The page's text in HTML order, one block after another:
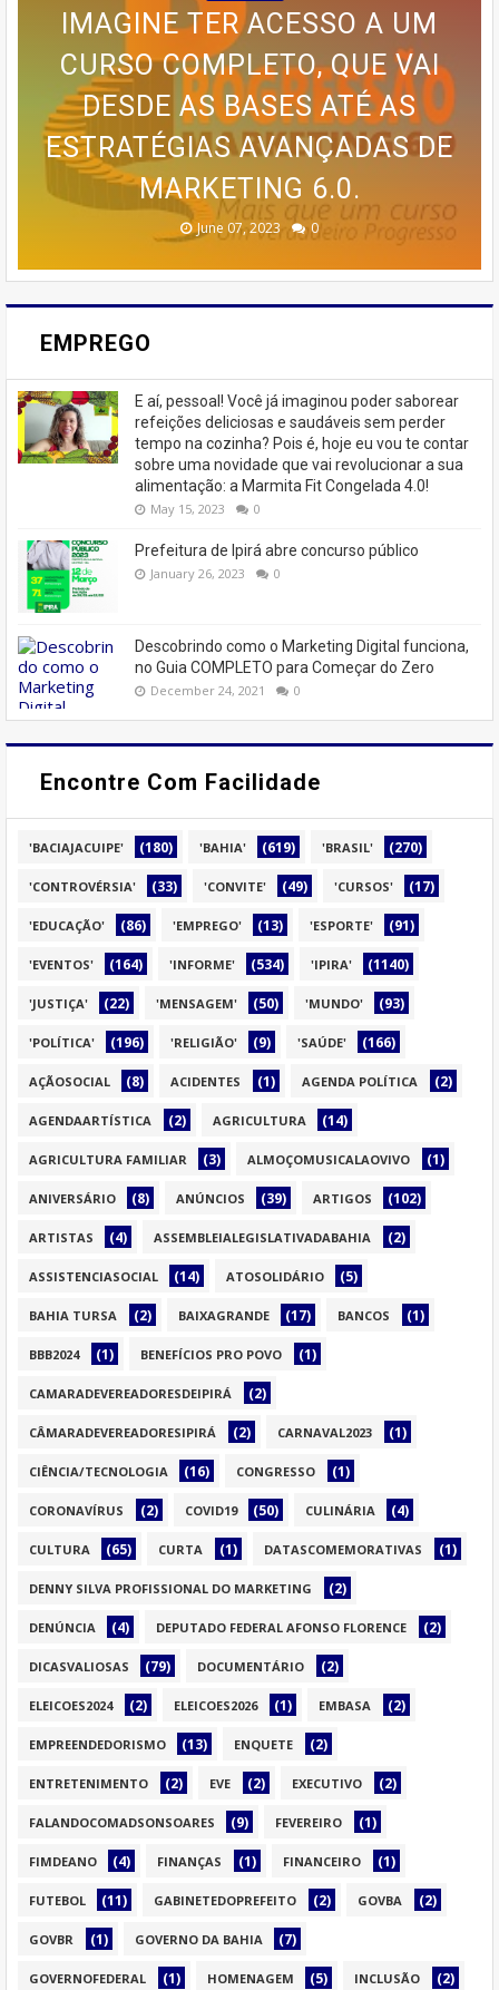
🚨 ÚLTIMAS VAGAS EM IPIRÁ!
🚨
February 23, 2026
PARCERIA LANÇA GUIA
PRÁTICO PARA QUEM DESEJA
EMAGRECER SEM SAIR DE
CASA
August 10, 2025
🍰 TRANSFORME SUA PAIXÃO
POR BOLOS EM RENDA COM O
CURSO DA CASA DOS BOLOS
CASEIROS!
June 13, 2025 0
PROGRAMA AVANÇADO DE
TREINAMENTO DA MEMÓRIA
July 07, 2023 0
IMAGINE TER ACESSO A UM
CURSO COMPLETO, QUE VAI
DESDE AS BASES ATÉ AS
ESTRATÉGIAS AVANÇADAS DE
MARKETING 6.0.
June 07, 2023 0
EMPREGO
E aí, pessoal! Você já imaginou poder saborear
refeições deliciosas e saudáveis ​​sem perder
tempo na cozinha? Pois é, hoje eu vou te contar
sobre uma novidade que vai revolucionar a sua
alimentação: a Marmita Fit Congelada 4.0!
May 15, 2023 0
Prefeitura de Ipirá abre concurso público
January 26, 2023 0
Descobrindo como o Marketing Digital funciona,
no Guia COMPLETO para Começar do Zero
December 24, 2021 0
Encontre Com Facilidade
'BACIAJACUIPE' (180) 'BAHIA' (619) 'BRASIL' (270)
'CONTROVÉRSIA' (33) 'CONVITE' (49) 'CURSOS' (17)
'EDUCAÇÃO' (86) 'EMPREGO' (13) 'ESPORTE' (91)
'EVENTOS' (164) 'INFORME' (534) 'IPIRA' (1140)
'JUSTIÇA' (22) 'MENSAGEM' (50) 'MUNDO' (93)
'POLÍTICA' (196) 'RELIGIÃO' (9) 'SAÚDE' (166)
AÇÃOSOCIAL (8) ACIDENTES (1) AGENDA POLÍTICA (2)
AGENDAARTÍSTICA (2) AGRICULTURA (14)
AGRICULTURA FAMILIAR (3) ALMOÇOMUSICALAOVIVO (1)
ANIVERSÁRIO (8) ANÚNCIOS (39) ARTIGOS (102)
ARTISTAS (4) ASSEMBLEIALEGISLATIVADABAHIA (2)
ASSISTENCIASOCIAL (14) ATOSOLIDÁRIO (5)
BAHIA TURSA (2) BAIXAGRANDE (17) BANCOS (1)
BBB2024 (1) BENEFÍCIOS PRO POVO (1)
CAMARADEVEREADORESDEIPIRÁ (2)
CÂMARADEVEREADORESIPIRÁ (2) CARNAVAL2023 (1)
CIÊNCIA/TECNOLOGIA (16) CONGRESSO (1)
CORONAVÍRUS (2) COVID19 (50) CULINÁRIA (4)
CULTURA (65) CURTA (1) DATASCOMEMORATIVAS (1)
DENNY SILVA PROFISSIONAL DO MARKETING (2)
DENÚNCIA (4) DEPUTADO FEDERAL AFONSO FLORENCE (2)
DICASVALIOSAS (79) DOCUMENTÁRIO (2)
ELEICOES2024 (2) ELEICOES2026 (1) EMBASA (2)
EMPREENDEDORISMO (13) ENQUETE (2)
ENTRETENIMENTO (2) EVE (2) EXECUTIVO (2)
FALANDOCOMADSONSOARES (9) FEVEREIRO (1)
FIMDEANO (4) FINANÇAS (1) FINANCEIRO (1)
FUTEBOL (11) GABINETEDOPREFEITO (2) GOVBA (2)
GOVBR (1) GOVERNO DA BAHIA (7)
GOVERNOFEDERAL (1) HOMENAGEM (5) INCLUSÃO (2)